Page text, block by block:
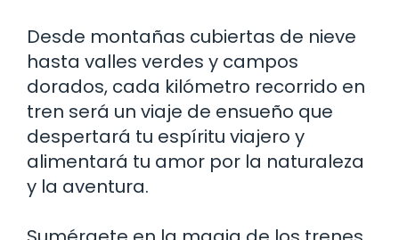
Desde montañas cubiertas de nieve
hasta valles verdes y campos
dorados, cada kilómetro recorrido en
tren será un viaje de ensueño que
despertará tu espíritu viajero y
alimentará tu amor por la naturaleza
y la aventura.